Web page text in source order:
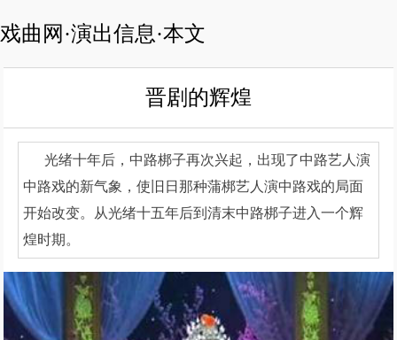
戏曲网·演出信息·本文
晋剧的辉煌
光绪十年后，中路梆子再次兴起，出现了中路艺人演
中路戏的新气象，使旧日那种蒲梆艺人演中路戏的局面
开始改变。从光绪十五年后到清末中路梆子进入一个辉
煌时期。